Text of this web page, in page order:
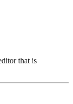
that is